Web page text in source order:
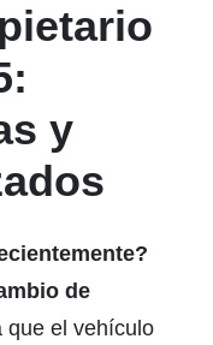
y
de
que el vehículo